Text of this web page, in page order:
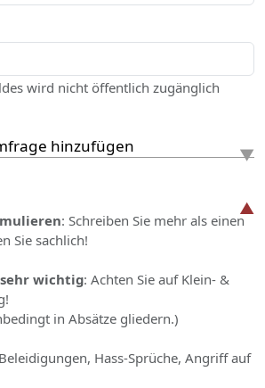
wird nicht öffentlich zugänglich
hinzufügen
: Schreiben Sie mehr als einen
Sie sachlich!
wichtig: Achten Sie auf Klein- &
in Absätze gliedern.)
Hass-Sprüche, Angriff auf